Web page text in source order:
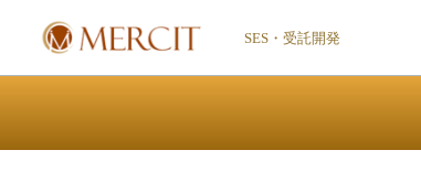
を
ッ
SES・受託開発